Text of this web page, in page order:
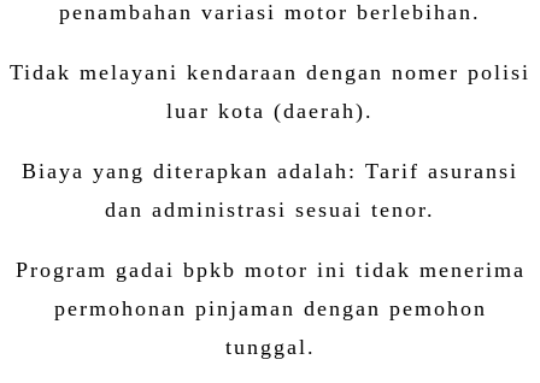
penambahan variasi motor berlebihan.
Tidak melayani kendaraan dengan nomer polisi
luar kota (daerah).
Biaya yang diterapkan adalah: Tarif asuransi
dan administrasi sesuai tenor.
Program gadai bpkb motor ini tidak menerima
permohonan pinjaman dengan pemohon
tunggal.